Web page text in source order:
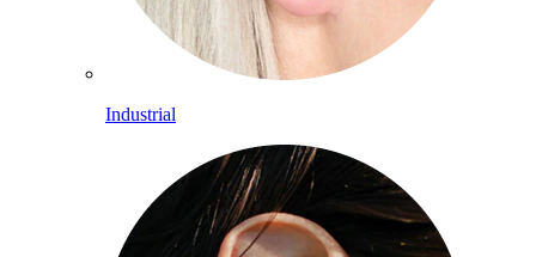
Industrial